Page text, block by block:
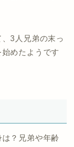
3人兄弟の末っ
めたようです
？兄弟や年齢